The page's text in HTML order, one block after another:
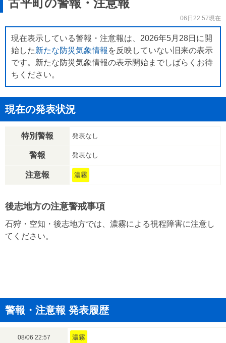
古平町の警報・注意報
06日22:57現在
現在表示している警報・注意報は、2026年5月28日に開
始した新たな防災気象情報 を反映していない旧来の表示
です。新たな防災気象情報の表示開始までしばらくお待
ちください。
現在の発表状況
特別警報 発表なし
警報 発表なし
注意報 濃霧
後志地方の注意警戒事項
石狩・空知・後志地方では、濃霧による視程障害に注意し
てください。
警報・注意報 発表履歴
08/06 22:57 濃霧